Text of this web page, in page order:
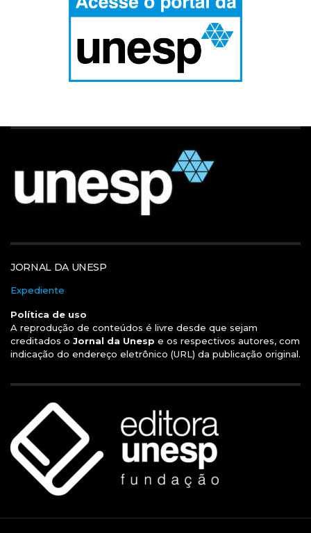
JORNAL DA UNESP
Expediente
Política de uso
A reprodução de conteúdos é livre desde que sejam
creditados o Jornal da Unesp e os respectivos autores, com
indicação do endereço eletrônico (URL) da publicação original.